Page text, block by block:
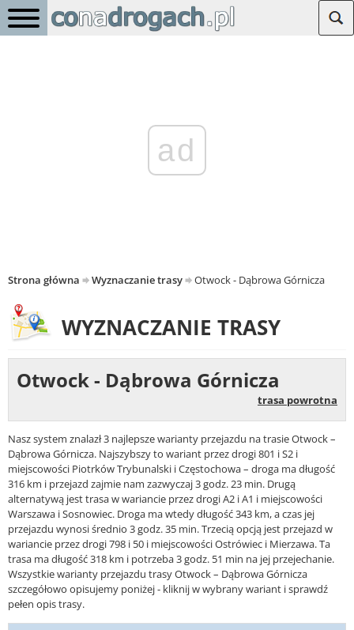
ad
Strona główna Wyznaczanie trasy Otwock - Dąbrowa Górnicza
WYZNACZANIE TRASY
Otwock - Dąbrowa Górnicza
trasa powrotna
Nasz system znalazł 3 najlepsze warianty przejazdu na trasie Otwock –
Dąbrowa Górnicza. Najszybszy to wariant przez drogi 801 i S2 i
miejscowości Piotrków Trybunalski i Częstochowa – droga ma długość
316 km i przejazd zajmie nam zazwyczaj 3 godz. 23 min. Drugą
alternatywą jest trasa w wariancie przez drogi A2 i A1 i miejscowości
Warszawa i Sosnowiec. Droga ma wtedy długość 343 km, a czas jej
przejazdu wynosi średnio 3 godz. 35 min. Trzecią opcją jest przejazd w
wariancie przez drogi 798 i 50 i miejscowości Ostrówiec i Mierzawa. Ta
trasa ma długość 318 km i potrzeba 3 godz. 51 min na jej przejechanie.
Wszystkie warianty przejazdu trasy Otwock – Dąbrowa Górnicza
szczegółowo opisujemy poniżej - kliknij w wybrany wariant i sprawdź
pełen opis trasy.